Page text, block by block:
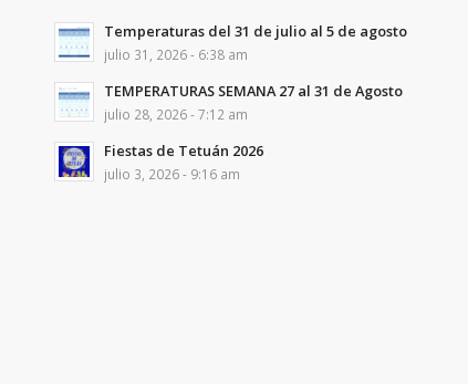
Temperaturas del 31 de julio al 5 de agosto
julio 31, 2026 - 6:38 am
TEMPERATURAS SEMANA 27 al 31 de Agosto
julio 28, 2026 - 7:12 am
Fiestas de Tetuán 2026
julio 3, 2026 - 9:16 am